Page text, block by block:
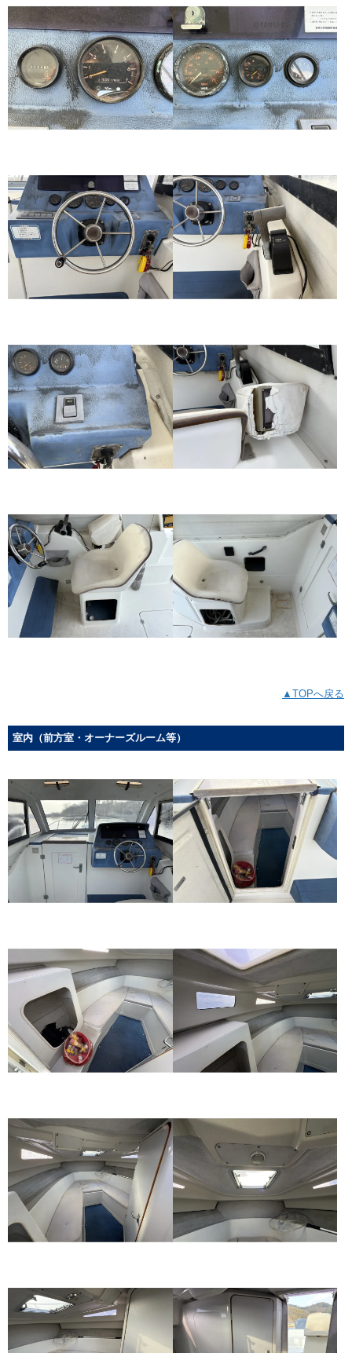
▲TOPへ戻る
室内（前方室・オーナーズルーム等）